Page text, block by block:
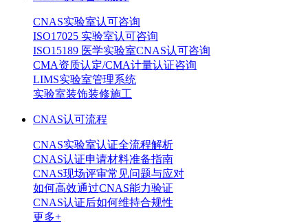
CNAS实验室认可咨询
ISO17025 实验室认可咨询
ISO15189 医学实验室CNAS认可咨询
CMA资质认定/CMA计量认证咨询
LIMS实验室管理系统
实验室装饰装修施工
CNAS认可流程
CNAS实验室认证全流程解析
CNAS认证申请材料准备指南
CNAS现场评审常见问题与应对
如何高效通过CNAS能力验证
CNAS认证后如何维持合规性
更多+